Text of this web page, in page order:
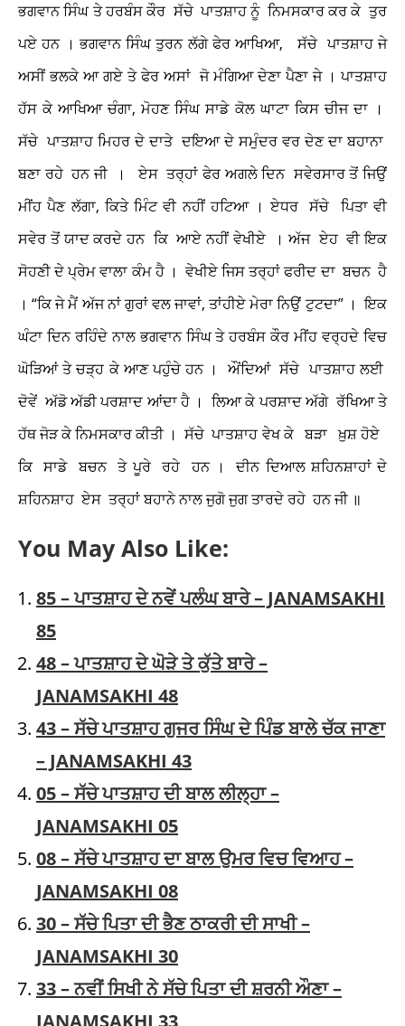
ਭਗਵਾਨ ਸਿੰਘ ਤੇ ਹਰਬੰਸ ਕੌਰ ਸੱਚੇ ਪਾਤਸ਼ਾਹ ਨੂੰ ਨਿਮਸਕਾਰ ਕਰ ਕੇ ਤੁਰ
ਪਏ ਹਨ । ਭਗਵਾਨ ਸਿੰਘ ਤੁਰਨ ਲੱਗੇ ਫੇਰ ਆਖਿਆ, ਸੱਚੇ ਪਾਤਸ਼ਾਹ ਜੇ
ਅਸੀਂ ਭਲਕੇ ਆ ਗਏ ਤੇ ਫੇਰ ਅਸਾਂ ਜੋ ਮੰਗਿਆ ਦੇਣਾ ਪੈਣਾ ਜੇ । ਪਾਤਸ਼ਾਹ
ਹੱਸ ਕੇ ਆਖਿਆ ਚੰਗਾ, ਮੋਹਣ ਸਿੰਘ ਸਾਡੇ ਕੋਲ ਘਾਟਾ ਕਿਸ ਚੀਜ ਦਾ ।
ਸੱਚੇ ਪਾਤਸ਼ਾਹ ਮਿਹਰ ਦੇ ਦਾਤੇ ਦਇਆ ਦੇ ਸਮੁੰਦਰ ਵਰ ਦੇਣ ਦਾ ਬਹਾਨਾ
ਬਣਾ ਰਹੇ ਹਨ ਜੀ । ਏਸ ਤਰ੍ਹਾਂ ਫੇਰ ਅਗਲੇ ਦਿਨ ਸਵੇਰਸਾਰ ਤੋਂ ਜਿਉਂ
ਮੀਂਹ ਪੈਣ ਲੱਗਾ, ਕਿਤੇ ਮਿੰਟ ਵੀ ਨਹੀਂ ਹਟਿਆ । ਏਧਰ ਸੱਚੇ ਪਿਤਾ ਵੀ
ਸਵੇਰ ਤੋਂ ਯਾਦ ਕਰਦੇ ਹਨ ਕਿ ਆਏ ਨਹੀਂ ਵੇਖੀਏ । ਅੱਜ ਏਹ ਵੀ ਇਕ
ਸੋਹਣੀ ਦੇ ਪ੍ਰੇਮ ਵਾਲਾ ਕੰਮ ਹੈ । ਵੇਖੀਏ ਜਿਸ ਤਰ੍ਹਾਂ ਫਰੀਦ ਦਾ ਬਚਨ ਹੈ
। “ਕਿ ਜੇ ਮੈਂ ਅੱਜ ਨਾਂ ਗੁਰਾਂ ਵਲ ਜਾਵਾਂ, ਤਾਂਹੀਏ ਮੇਰਾ ਨਿਉਂ ਟੁਟਦਾ” । ਇਕ
ਘੰਟਾ ਦਿਨ ਰਹਿੰਦੇ ਨਾਲ ਭਗਵਾਨ ਸਿੰਘ ਤੇ ਹਰਬੰਸ ਕੌਰ ਮੀਂਹ ਵਰ੍ਹਦੇ ਵਿਚ
ਘੋੜਿਆਂ ਤੇ ਚੜ੍ਹ ਕੇ ਆਣ ਪਹੁੰਚੇ ਹਨ । ਔਂਦਿਆਂ ਸੱਚੇ ਪਾਤਸ਼ਾਹ ਲਈ
ਦੋਵੇਂ ਅੱਡੋ ਅੱਡੀ ਪਰਸ਼ਾਦ ਆਂਦਾ ਹੈ । ਲਿਆ ਕੇ ਪਰਸ਼ਾਦ ਅੱਗੇ ਰੱਖਿਆ ਤੇ
ਹੱਥ ਜੋੜ ਕੇ ਨਿਮਸਕਾਰ ਕੀਤੀ । ਸੱਚੇ ਪਾਤਸ਼ਾਹ ਵੇਖ ਕੇ ਬੜਾ ਖ਼ੁਸ਼ ਹੋਏ
ਕਿ ਸਾਡੇ ਬਚਨ ਤੇ ਪੂਰੇ ਰਹੇ ਹਨ । ਦੀਨ ਦਿਆਲ ਸ਼ਹਿਨਸ਼ਾਹਾਂ ਦੇ
ਸ਼ਹਿਨਸ਼ਾਹ ਏਸ ਤਰ੍ਹਾਂ ਬਹਾਨੇ ਨਾਲ ਜੁਗੋ ਜੁਗ ਤਾਰਦੇ ਰਹੇ ਹਨ ਜੀ ॥
You May Also Like:
85 – ਪਾਤਸ਼ਾਹ ਦੇ ਨਵੇਂ ਪਲੰਘ ਬਾਰੇ – JANAMSAKHI
85
48 – ਪਾਤਸ਼ਾਹ ਦੇ ਘੋੜੇ ਤੇ ਕੁੱਤੇ ਬਾਰੇ –
JANAMSAKHI 48
43 – ਸੱਚੇ ਪਾਤਸ਼ਾਹ ਗੁਜਰ ਸਿੰਘ ਦੇ ਪਿੰਡ ਬਾਲੇ ਚੱਕ ਜਾਣਾ
– JANAMSAKHI 43
05 – ਸੱਚੇ ਪਾਤਸ਼ਾਹ ਦੀ ਬਾਲ ਲੀਲ੍ਹਾ –
JANAMSAKHI 05
08 – ਸੱਚੇ ਪਾਤਸ਼ਾਹ ਦਾ ਬਾਲ ਉਮਰ ਵਿਚ ਵਿਆਹ –
JANAMSAKHI 08
30 – ਸੱਚੇ ਪਿਤਾ ਦੀ ਭੈਣ ਠਾਕਰੀ ਦੀ ਸਾਖੀ –
JANAMSAKHI 30
33 – ਨਵੀਂ ਸਿਖੀ ਨੇ ਸੱਚੇ ਪਿਤਾ ਦੀ ਸ਼ਰਨੀ ਔਣਾ –
JANAMSAKHI 33